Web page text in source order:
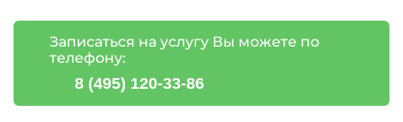
Записаться на услугу Вы можете по
телефону:
8 (495) 120-33-86